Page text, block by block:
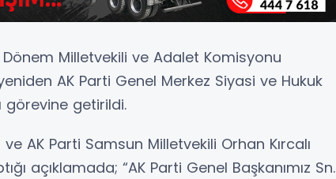
Milletvekili ve Adalet Komisyonu
AK Parti Genel Merkez Siyasi ve Hukuk
görevine getirildi.
AK Parti Samsun Milletvekili Orhan Kırcalı
açıklamada; “AK Parti Genel Başkanımız Sn.